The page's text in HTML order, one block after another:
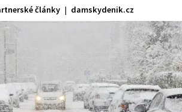
články | damskydenik.cz